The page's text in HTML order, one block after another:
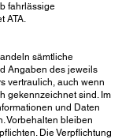
fahrlässige
ATA.
sämtliche
Angaben des jeweils
vertraulich, auch wenn
gekennzeichnet sind. Im
und Daten
Vorbehalten bleiben
Die Verpflichtung